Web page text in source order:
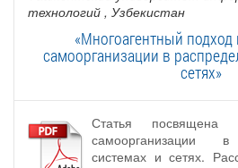
технологий , Узбекистан
«Многоагентный
самоорганизации в
сетях»
Статья посвящена
самоорганизации в
системах и сетях.